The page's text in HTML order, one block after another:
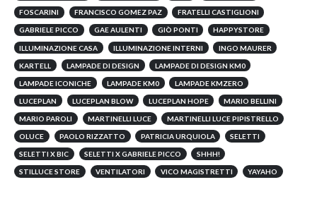
FOSCARINI FRANCISCO GOMEZ PAZ FRATELLI CASTIGLIONI
GABRIELE PICCO GAE AULENTI GIÒ PONTI HAPPYSTORE
ILLUMINAZIONE CASA ILLUMINAZIONE INTERNI INGO MAURER
KARTELL LAMPADE DI DESIGN LAMPADE DI DESIGN KM0
LAMPADE ICONICHE LAMPADE KM0 LAMPADE KMZERO
LUCEPLAN LUCEPLAN BLOW LUCEPLAN HOPE MARIO BELLINI
MARIO PAROLI MARTINELLI LUCE MARTINELLI LUCE PIPISTRELLO
OLUCE PAOLO RIZZATTO PATRICIA URQUIOLA SELETTI
SELETTI X BIC SELETTI X GABRIELE PICCO SHHH!
STILLUCE STORE VENTILATORI VICO MAGISTRETTI YAYAHO